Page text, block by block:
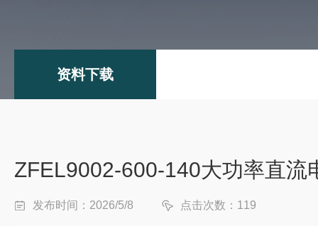
资料下载
ZFEL9002-600-140大功率直流
发布时间：2026/5/8 点击次数：119